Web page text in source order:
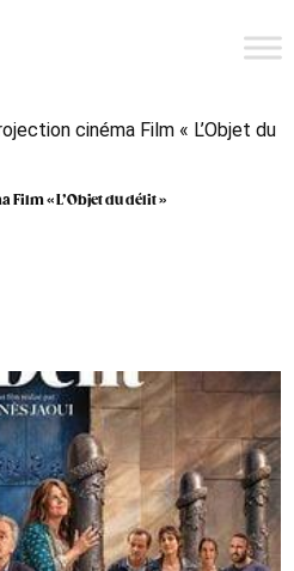
cinéma Film « L’Objet du
Film « L’Objet du délit »